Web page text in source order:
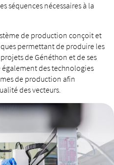
séquences nécessaires à la
de production conçoit et
permettant de produire les
de Généthon et de ses
des technologies
de production afin
des vecteurs.